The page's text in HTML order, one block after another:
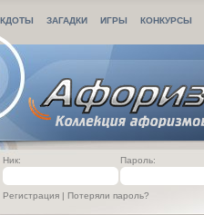
ЗАГАДКИ ИГРЫ КОНКУРСЫ
Ник: Пароль:
Регистрация | Потеряли пароль?